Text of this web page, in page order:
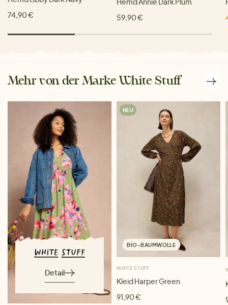
74,90 €
59,90 €
Mehr von der Marke White Stuff
Detail
NEU
BIO-BAUMWOLLE
WHITE STUFF
Kleid Harper Green
91,90 €